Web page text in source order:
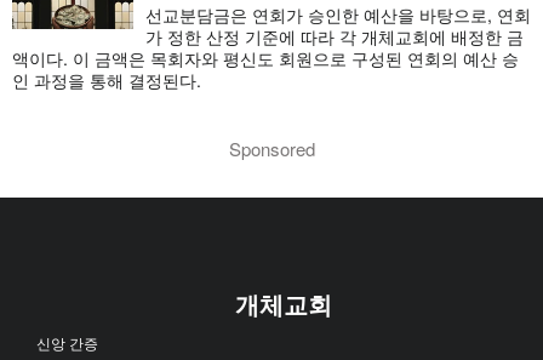
선교분담금은 연회가 승인한 예산을 바탕으로, 연회
가 정한 산정 기준에 따라 각 개체교회에 배정한 금
액이다. 이 금액은 목회자와 평신도 회원으로 구성된 연회의 예산 승
인 과정을 통해 결정된다.
Sponsored
개체교회
신앙 간증